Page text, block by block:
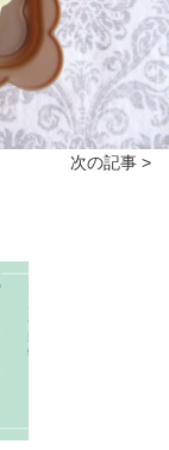
次の記事 >